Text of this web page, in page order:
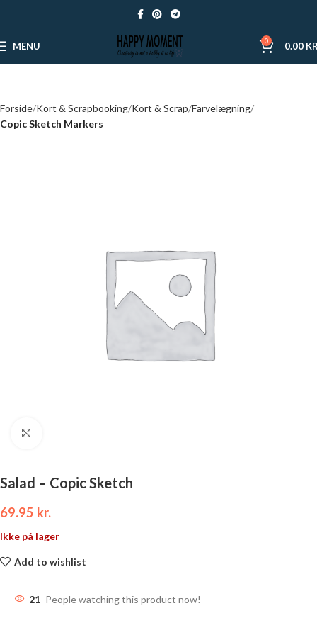
MENU 0 0.00
Forside Kort & Scrapbooking Kort & Scrap Farvelægning
Copic Sketch Markers
Salad – Copic Sketch
69.95 kr.
Ikke på lager
Add to wishlist
21 People watching this product now!